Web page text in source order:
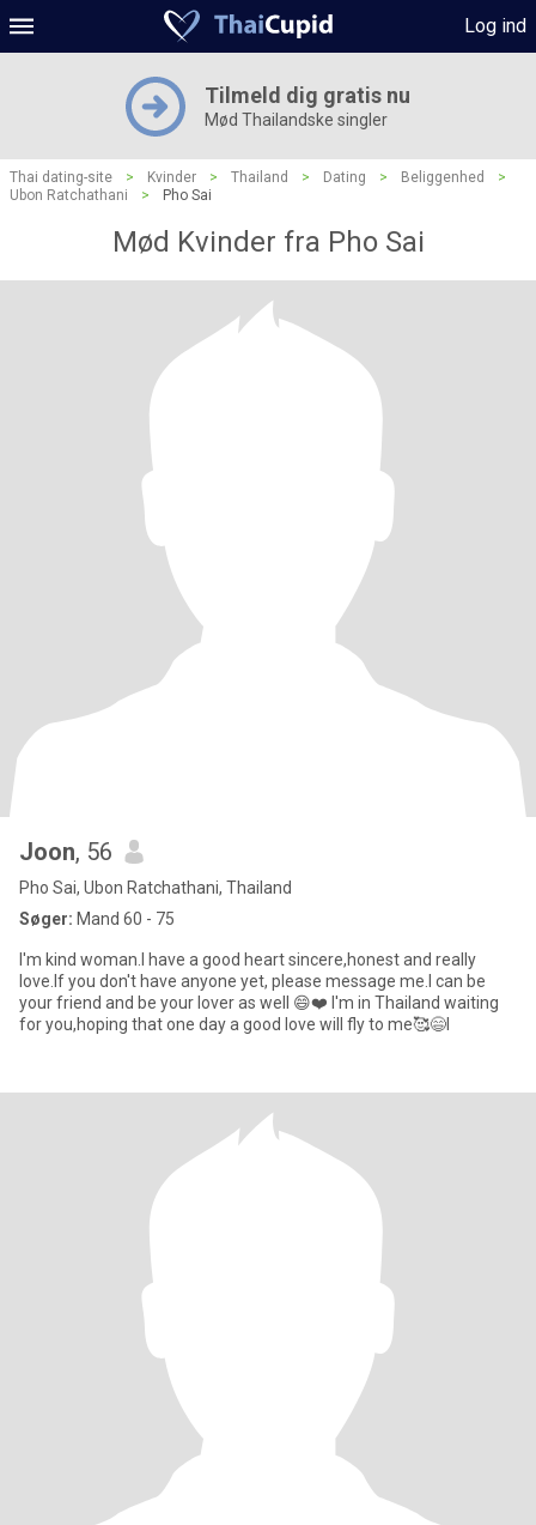
Log ind
Tilmeld dig gratis nu
Mød Thailandske singler
Thai dating-site > Kvinder > Thailand > Dating > Beliggenhed
>
Ubon Ratchathani
> Pho Sai
Mød Kvinder fra Pho Sai
Joon, 56
Pho Sai, Ubon Ratchathani, Thailand
Søger: Mand 60 - 75
I'm kind woman.I have a good heart sincere,honest and really
love.If you don't have anyone yet, please message me.I can be
your friend and be your lover as well 😄❤️ I'm in Thailand waiting
for you,hoping that one day a good love will fly to me🥰😄I